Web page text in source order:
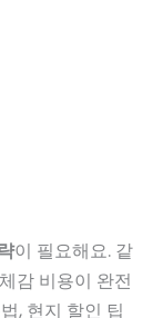
이 필요해요. 같
감 비용이 완전
, 현지 할인 팁